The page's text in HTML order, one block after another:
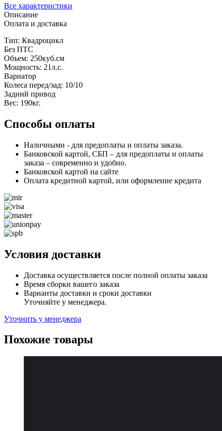
Все характеристики
Описание
Оплата и доставка
Тип: Квадроцикл
Без ПТС
Объем: 250куб.см
Мощность: 21л.с.
Вариатор
Колеса перед/зад: 10/10
Задний привод
Вес: 190кг.
Способы оплаты
Наличными - для предоплаты и оплаты заказа.
Банковской картой, СБП – для предоплаты и оплаты
заказа – современно и удобно.
Банковской картой на сайте
Оплата кредитной картой, или оформление кредита
Условия доставки
Доставка осуществляется после полной оплаты заказа
Время сборки вашего заказа
Варианты доставки и сроки доставки
Уточняйте у менеджера.
Уточнить у менеджера
Похожие товары